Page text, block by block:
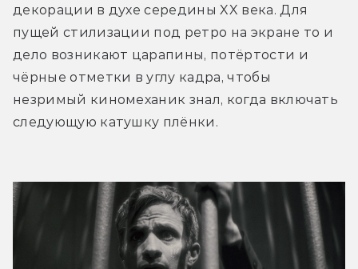
декорации в духе середины XX века. Для
пущей стилизации под ретро на экране то и
дело возникают царапины, потёртости и
чёрные отметки в углу кадра, чтобы
незримый киномеханик знал, когда включать
следующую катушку плёнки.